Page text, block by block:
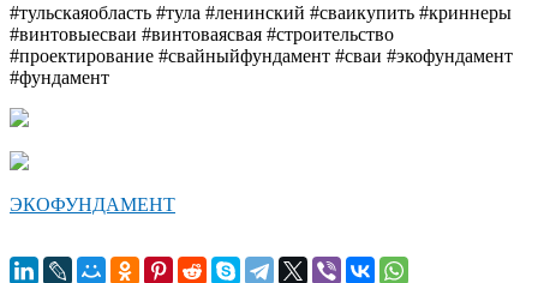
#тульскаяобласть #тула #ленинский #сваикупить #криннеры
#винтовыесваи #винтоваясвая #строительство
#проектирование #свайныйфундамент #сваи #экофундамент
#фундамент
ЭКОФУНДАМЕНТ